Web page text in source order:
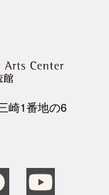
崎1番地の6